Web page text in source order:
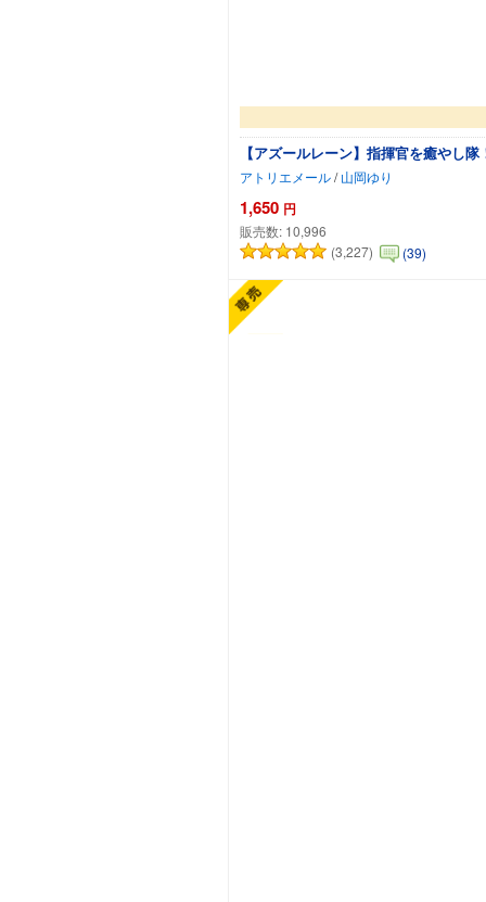
【アズールレーン】指揮官を癒やし
アトリエメール/ 山岡ゆり
1,650 円
販売数: 10,996
(3,227)
(39)